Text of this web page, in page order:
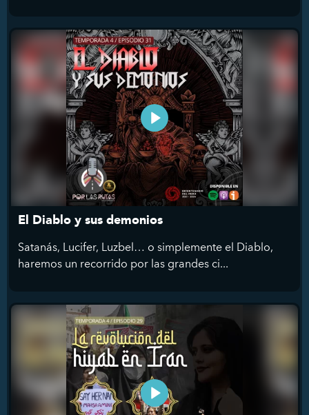
El Diablo y sus demonios
Satanás, Lucifer, Luzbel… o simplemente el Diablo,
haremos un recorrido por las grandes ci...